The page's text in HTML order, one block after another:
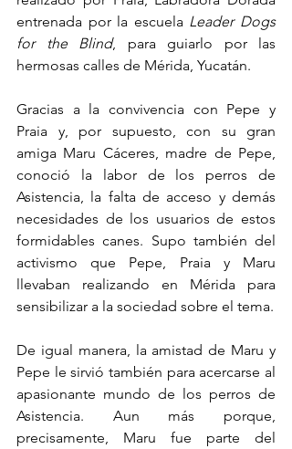
entrenada por la escuela Leader Dogs
for the Blind, para guiarlo por las
hermosas calles de Mérida, Yucatán.
Gracias a la convivencia con Pepe y
Praia y, por supuesto, con su gran
amiga Maru Cáceres, madre de Pepe,
conoció la labor de los perros de
Asistencia, la falta de acceso y demás
necesidades de los usuarios de estos
formidables canes. Supo también del
activismo que Pepe, Praia y Maru
llevaban realizando en Mérida para
sensibilizar a la sociedad sobre el tema.
De igual manera, la amistad de Maru y
Pepe le sirvió también para acercarse al
apasionante mundo de los perros de
Asistencia. Aun más porque,
precisamente, Maru fue parte del